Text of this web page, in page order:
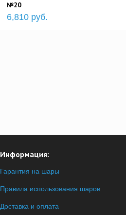
№20
6,810 руб.
Информация:
Гарантия на шары
Правила использования шаров
Доставка и оплата